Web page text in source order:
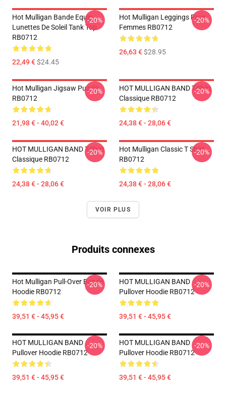
Hot Mulligan Bande Equip
Lunettes De Soleil Tank Top
RB0712
22,49 €$24.45
-20%
Hot Mulligan Leggings Pour
Femmes RB0712
26,63 €$28.95
-20%
Hot Mulligan Jigsaw Puzzle
RB0712
21,98 € - 40,02 €
-20%
HOT MULLIGAN BAND T-Shirt
Classique RB0712
24,38 € - 28,06 €
-20%
HOT MULLIGAN BAND T-Shirt
Classique RB0712
24,38 € - 28,06 €
-20%
Hot Mulligan Classic T Shirt
RB0712
24,38 € - 28,06 €
-20%
VOIR PLUS
Produits connexes
Hot Mulligan Pull-Over Bande
Hoodie RB0712
39,51 € - 45,95 €
-20%
HOT MULLIGAN BAND
Pullover Hoodie RB0712
39,51 € - 45,95 €
-20%
HOT MULLIGAN BAND
Pullover Hoodie RB0712
39,51 € - 45,95 €
-20%
HOT MULLIGAN BAND
Pullover Hoodie RB0712
39,51 € - 45,95 €
-20%